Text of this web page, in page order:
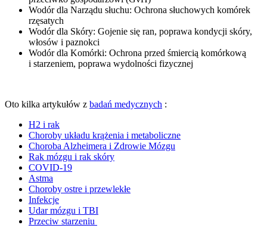
Wodór dla Narządu słuchu: Ochrona słuchowych komórek
rzęsatych
Wodór dla Skóry: Gojenie się ran, poprawa kondycji skóry,
włosów i paznokci
Wodór dla Komórki: Ochrona przed śmiercią komórkową
i starzeniem, poprawa wydolności fizycznej
Oto kilka artykułów z badań medycznych :
H2 i rak
Choroby układu krążenia i metaboliczne
Choroba Alzheimera i Zdrowie Mózgu
Rak mózgu i rak skóry
COVID-19
Astma
Choroby ostre i przewlekłe
Infekcje
Udar mózgu i TBI
Przeciw starzeniu